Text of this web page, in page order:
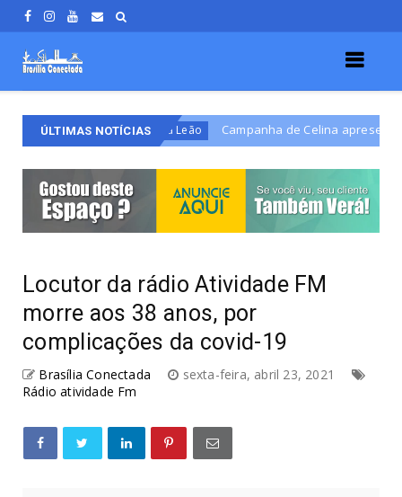
ÚLTIMAS NOTÍCIAS
Celina Leão Campanha de Celina apresenta mascote
Locutor da rádio Atividade FM
morre aos 38 anos, por
complicações da covid-19
Brasília Conectada
sexta-feira, abril 23, 2021
Rádio atividade Fm